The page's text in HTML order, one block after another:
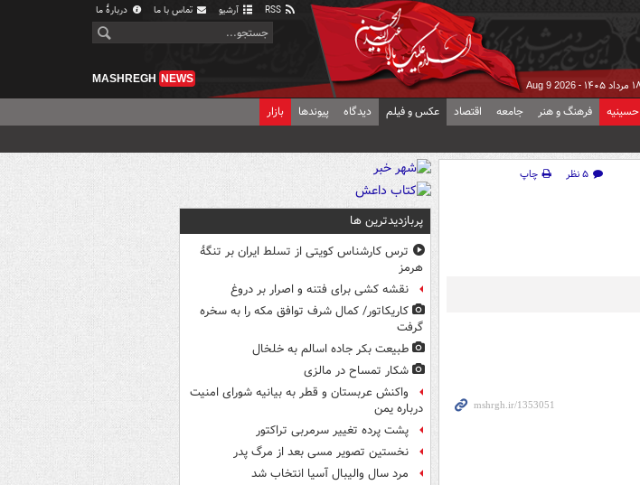
آرشیو تماس با ما دربارهٔ ما
Aug 9 2026
MASHREGH NEWS
حسینیه فرهنگ و هنر جامعه اقتصاد عکس و فیلم دیدگاه پیوندها بازار
۵ نظر
چاپ
پربازدیدترین ها
ترس کارشناس کویتی از تسلط ایران بر تنگۀ
هرمز
نقشه کشی برای فتنه و اصرار بر دروغ
کاریکاتور/ کمال شرف توافق مکه را به سخره
گرفت
طبیعت بکر جاده اسالم به خلخال
شکار تمساح در مالزی
واکنش عربستان و قطر به بیانیه شورای امنیت
درباره یمن
پشت پرده تغییر سرمربی تراکتور
نخستین تصویر مسی بعد از مرگ پدر
مرد سال والیبال آسیا انتخاب شد